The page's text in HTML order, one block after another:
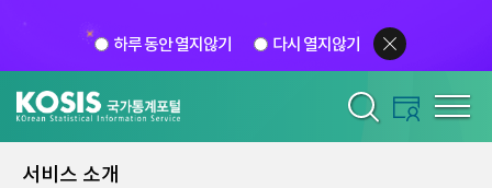
하루 동안 열지않기 다시 열지않기
서비스 소개